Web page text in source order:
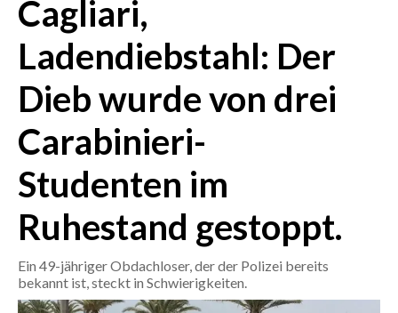
CRONACA
ITALIA
MONDO
POLITICA
ECONOMIA
SERVIZI ALLE IMPRESE
BANDI
Cagliari,
Ladendiebstahl: Der
Dieb wurde von drei
Carabinieri-
Studenten im
Ruhestand gestoppt.
Ein 49-jähriger Obdachloser, der der Polizei bereits
bekannt ist, steckt in Schwierigkeiten.